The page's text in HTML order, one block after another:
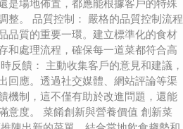
是場地佈置，都應能根據客戶的特殊
整。 品質控制： 嚴格的品質控制流程
品質的重要一環。建立標準化的食材
和處理流程，確保每一道菜都符合高
反饋： 主動收集客戶的意見和建議，
回應。透過社交媒體、網站評論等渠
機制，這不僅有助於改進問題，還能
意度。 菜餚創新與營養價值 創新菜